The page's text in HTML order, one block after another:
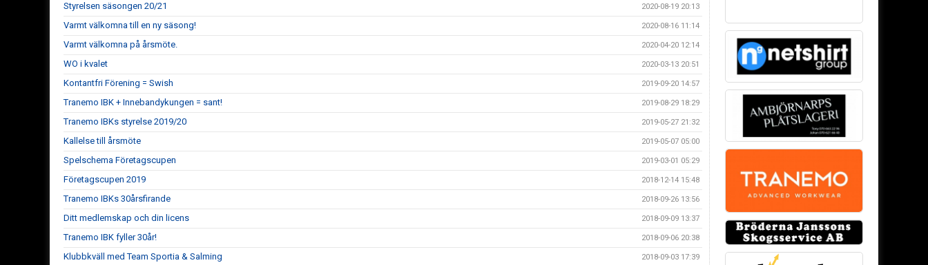
Styrelsen säsongen 20/21 2020-08-19 20:13
Varmt välkomna till en ny säsong! 2020-08-16 11:14
Varmt välkomna på årsmöte. 2020-04-20 12:14
WO i kvalet 2020-03-13 20:51
Kontantfri Förening = Swish 2019-09-20 14:57
Tranemo IBK + Innebandykungen = sant! 2019-08-29 18:29
Tranemo IBKs styrelse 2019/20 2019-05-27 21:32
Kallelse till årsmöte 2019-05-07 05:00
Spelschema Företagscupen 2019-03-01 05:29
Företagscupen 2019 2018-12-14 15:48
Tranemo IBKs 30årsfirande 2018-09-26 13:56
Ditt medlemskap och din licens 2018-09-09 13:37
Tranemo IBK fyller 30år! 2018-09-06 20:38
Klubbkväll med Team Sportia & Salming 2018-09-03 17:39